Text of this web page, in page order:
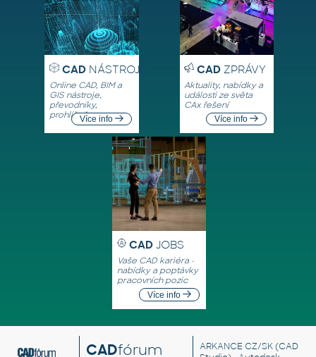
CADNÁSTROJE
Online CAD, BIM a
GIS nástroje,
převodníky,
prohlížečeVíce info
CADZPRÁVY
Aktuality, nabídky a
události ze světa
CAx řešení
Více info
CAD JOBS
Vaše CAD kariéra -
nabídky a poptávky
pracovních pozic
Více info
CADfórum ARKANCE CZ/SK(CAD